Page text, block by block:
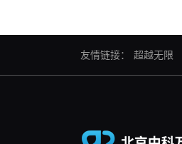
友情链接： 超越无限